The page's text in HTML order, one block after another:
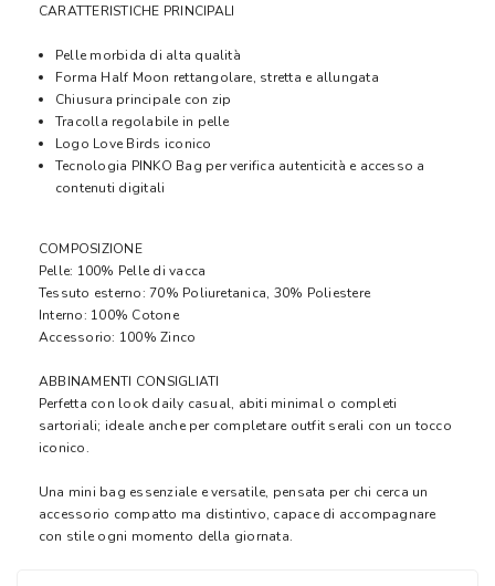
CARATTERISTICHE PRINCIPALI
Pelle morbida di alta qualità
Forma Half Moon rettangolare, stretta e allungata
Chiusura principale con zip
Tracolla regolabile in pelle
Logo Love Birds iconico
Tecnologia PINKO Bag per verifica autenticità e accesso a
contenuti digitali
COMPOSIZIONE
Pelle: 100% Pelle di vacca
Tessuto esterno: 70% Poliuretanica, 30% Poliestere
Interno: 100% Cotone
Accessorio: 100% Zinco
ABBINAMENTI CONSIGLIATI
Perfetta con look daily casual, abiti minimal o completi
sartoriali; ideale anche per completare outfit serali con un tocco
iconico.
Una mini bag essenziale e versatile, pensata per chi cerca un
accessorio compatto ma distintivo, capace di accompagnare
con stile ogni momento della giornata.